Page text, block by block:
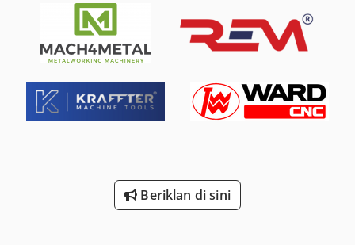
braces, base plates The stands are pre-assembled (bolted
lattice frame) 04x workbench beams, used Material color:
orange Box profile: 110 x 50 mm Clear span: 2,700 mm 08x
locking pins, used Design: fully galvanized The pictures are
may vary if necessary. - The workbenches are picked
unassembled; - The workbench stands are pre-assembled;
- Usual production time is approx. 3 - 5 working days.
Beriklan di sini